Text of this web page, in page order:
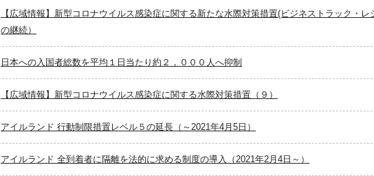
【広域情報】新型コロナウイルス感染症に関する新たな水際対策措置(ビジネストラック・
の継続）
日本への入国者総数を平均１日当たり約２，０００人へ抑制
【広域情報】新型コロナウイルス感染症に関する水際対策措置（９）
アイルランド 行動制限措置レベル５の延長（～2021年4月5日）
アイルランド 全到着者に隔離を法的に求める制度の導入（2021年2月4日～）